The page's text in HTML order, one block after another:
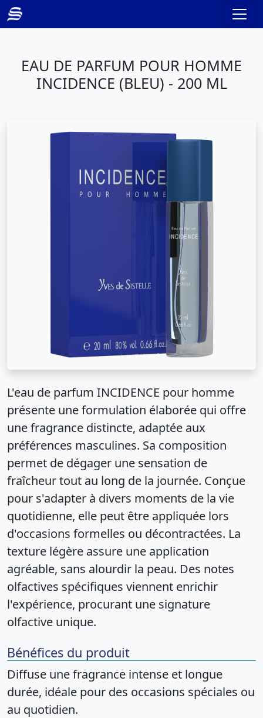
EAU DE PARFUM POUR HOMME
INCIDENCE (BLEU) - 200 ML
L'eau de parfum INCIDENCE pour homme
présente une formulation élaborée qui offre
une fragrance distincte, adaptée aux
préférences masculines. Sa composition
permet de dégager une sensation de
fraîcheur tout au long de la journée. Conçue
pour s'adapter à divers moments de la vie
quotidienne, elle peut être appliquée lors
d'occasions formelles ou décontractées. La
texture légère assure une application
agréable, sans alourdir la peau. Des notes
olfactives spécifiques viennent enrichir
l'expérience, procurant une signature
olfactive unique.
Bénéfices du produit
Diffuse une fragrance intense et longue
durée, idéale pour des occasions spéciales ou
au quotidien.